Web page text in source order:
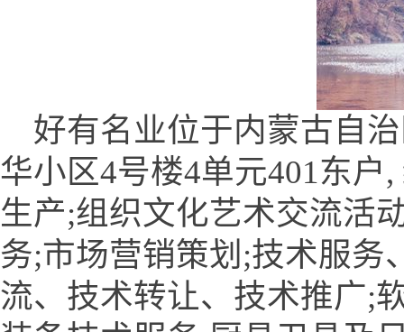
好有名业位于内蒙古自
华小区4号楼4单元401东
生产;组织文化艺术交流活
务;市场营销策划;技术服务
流、技术转让、技术推广;